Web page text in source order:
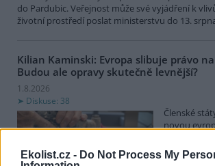
Ekolist.cz - Do Not Process My
do Pardubic. Veřejnost může své vyjádření k
životní prostředí poslat ministerstvu do 13.
Kilian Kaminski: Evropa slibuje právo
Budou ale opravy skutečně levnější?
1.8.2026
Diskuse: 38
Členské
novou
legislativy.
refurbed,